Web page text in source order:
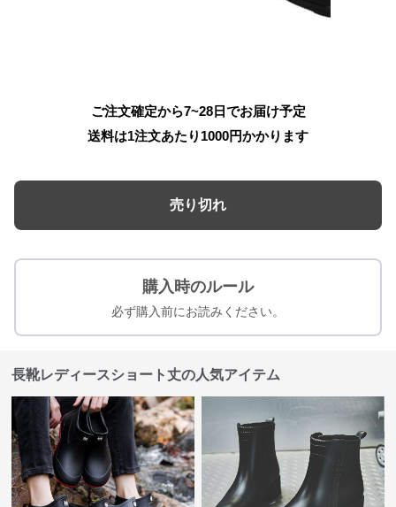
ご注文確定から7~28日でお届け予定
送料は1注文あたり 1000円かかります
売り切れ
購入時のルール
必ず購入前にお読みください。
長靴レディースショート丈の人気アイテム